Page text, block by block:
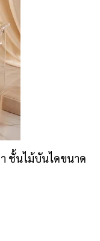
ชั้นไม้บันไดขนาด